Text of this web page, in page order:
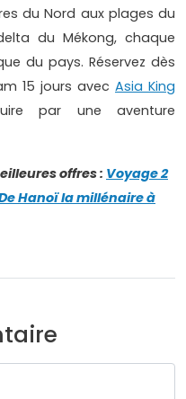
du Nord aux plages du
du Mékong, chaque
du pays. Réservez dès
15 jours avec Asia King
par une aventure
offres : Voyage 2
Hanoï la millénaire à